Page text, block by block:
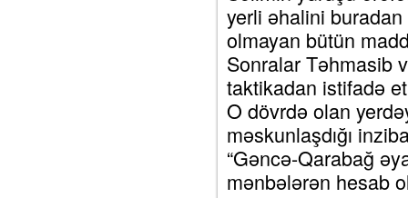
yerli əhalini buradan
olmayan bütün
Sonralar Təhmasib
taktikadan istifadə
O dövrdə olan
məskunlaşdığı
“Gəncə-Qarabağ
mənbələrən hesab